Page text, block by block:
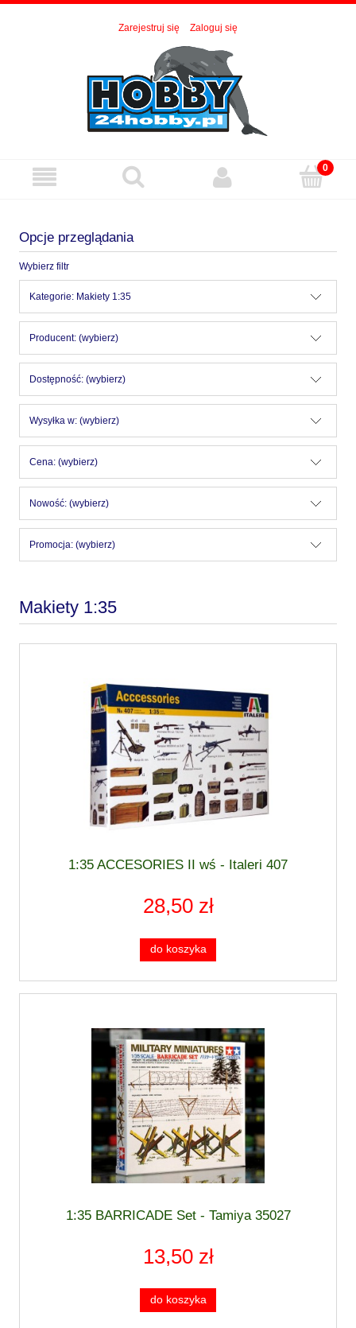
Zarejestruj się Zaloguj się
Opcje przeglądania
Wybierz filtr
Kategorie: Makiety 1:35
Producent: (wybierz)
Dostępność: (wybierz)
Wysyłka w: (wybierz)
Cena: (wybierz)
Nowość: (wybierz)
Promocja: (wybierz)
Makiety 1:35
1:35 ACCESORIES II wś - Italeri 407
28,50 zł
do koszyka
1:35 BARRICADE Set - Tamiya 35027
13,50 zł
do koszyka